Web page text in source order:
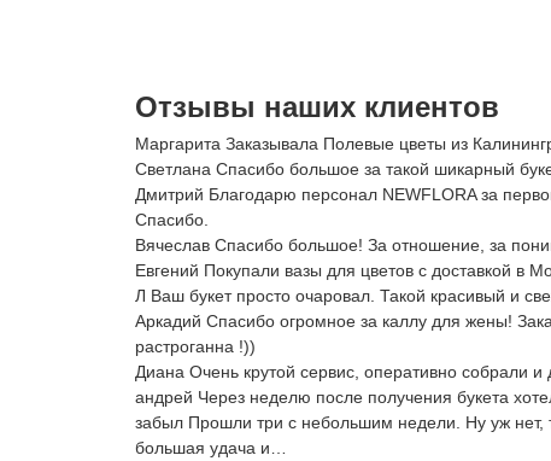
Отзывы наших клиентов
Маргарита Заказывала Полевые цветы из
Светлана Спасибо большое за такой шикарный
Дмитрий Благодарю персонал NEWFLORA за
Спасибо.
Вячеслав Спасибо большое! За отношение, за
Евгений Покупали вазы для цветов с доставкой в
Л Ваш букет просто очаровал. Такой красивый и
Аркадий Спасибо огромное за каллу для жены!
растроганна !))
Диана Очень крутой сервис, оперативно собрали
андрей Через неделю после получения букета
забыл Прошли три с небольшим недели. Ну уж нет,
большая удача и…